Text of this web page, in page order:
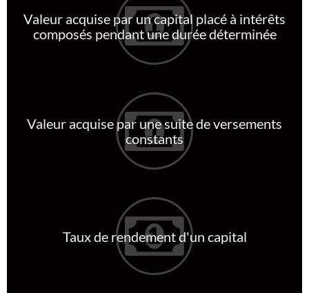
Valeur acquise par un capital placé à intérêts
composés pendant une durée déterminée
Valeur acquise par une suite de versements
constants
Taux de rendement d'un capital